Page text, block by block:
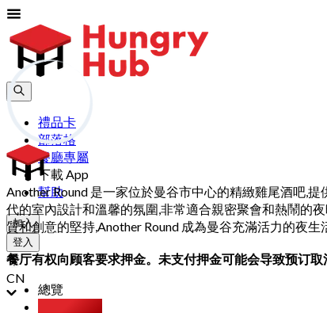
禮品卡
部落格
餐廳專屬
下載 App
幫助
加入
登入
CN
Another Round 是一家位於曼谷市中心的精緻雞尾酒吧,
代的室內設計和溫馨的氛圍,非常適合親密聚會和熱鬧的
質和創意的堅持,Another Round 成為曼谷充滿活力的夜
餐厅有权向顾客要求押金。未支付押金可能会导致预订取
總覽